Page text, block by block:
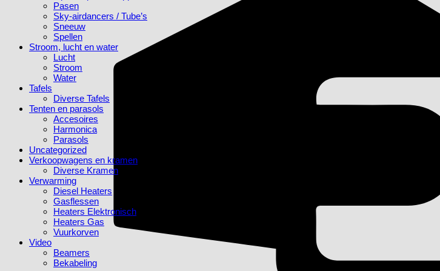
Pasen
Sky-airdancers / Tube’s
Sneeuw
Spellen
Stroom, lucht en water
Lucht
Stroom
Water
Tafels
Diverse Tafels
Tenten en parasols
Accesoires
Harmonica
Parasols
Uncategorized
Verkoopwagens en kramen
Diverse Kramen
Verwarming
Diesel Heaters
Gasflessen
Heaters Elektronisch
Heaters Gas
Vuurkorven
Video
Beamers
Bekabeling